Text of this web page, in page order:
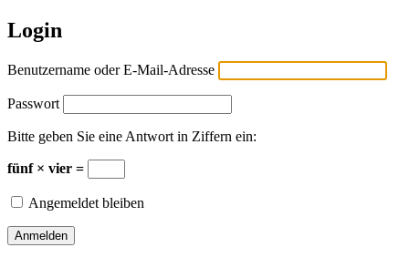
Login
Benutzername oder E-Mail-Adresse
Passwort
Bitte geben Sie eine Antwort in Ziffern ein:
fünf × vier =
Angemeldet bleiben